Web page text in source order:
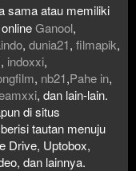
sama atau memiliki
Ganool,
, dunia21, filmapik,
, indoxxi,
, nb21,Pahe in,
, dan lain-lain.
di situs
tautan menuju
Drive, Uptobox,
dan lainnya.